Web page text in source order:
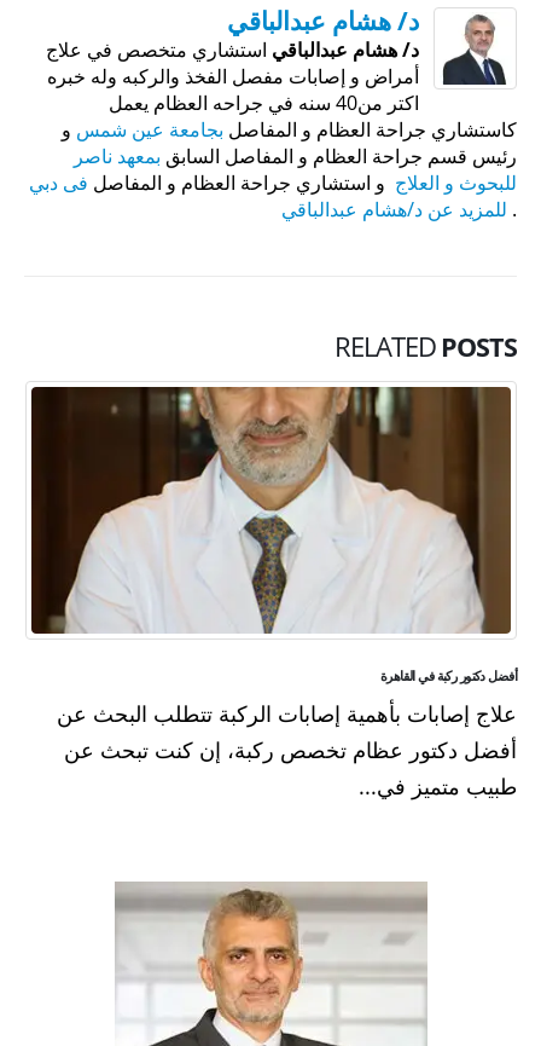
د/ هشام عبدالباقي
د/ هشام عبدالباقي استشاري متخصص في علاج
أمراض و إصابات مفصل الفخذ والركبه وله خبره
اكتر من40 سنه في جراحه العظام يعمل
كاستشاري جراحة العظام و المفاصل بجامعة عين شمس و
رئيس قسم جراحة العظام و المفاصل السابق بمعهد ناصر
للبحوث و العلاج و استشاري جراحة العظام و المفاصل فى دبي
. للمزيد عن د/هشام عبدالباقي
RELATED POSTS
أفضل دكتور ركبة في القاهرة
علاج إصابات بأهمية إصابات الركبة تتطلب البحث عن
أفضل دكتور عظام تخصص ركبة، إن كنت تبحث عن
طبيب متميز في...